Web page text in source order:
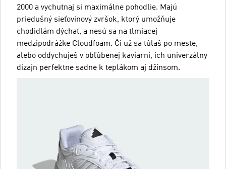
2000 a vychutnaj si maximálne pohodlie. Majú
priedušný sieťovinový zvršok, ktorý umožňuje
chodidlám dýchať, a nesú sa na tlmiacej
medzipodrážke Cloudfoam. Či už sa túlaš po meste,
alebo oddychuješ v obľúbenej kaviarni, ich univerzálny
dizajn perfektne sadne k teplákom aj džínsom.